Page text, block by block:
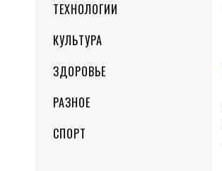
ТЕХНОЛОГИИ
КУЛЬТУРА
ЗДОРОВЬЕ
РАЗНОЕ
СПОРТ